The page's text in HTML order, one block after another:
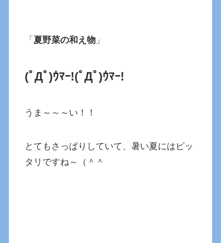
「 夏野菜の和え物 」
(ﾟДﾟ)ｳﾏｰ!(ﾟДﾟ)ｳﾏｰ!
うま～～～い！！
とてもさっぱりしていて、暑い夏にはピッ
タリですね～（＾＾